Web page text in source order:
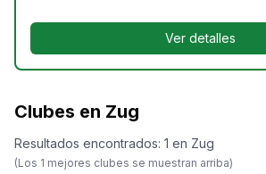
Ver detalles
Clubes en Zug
Resultados encontrados: 1 en Zug
(Los 1 mejores clubes se muestran arriba)